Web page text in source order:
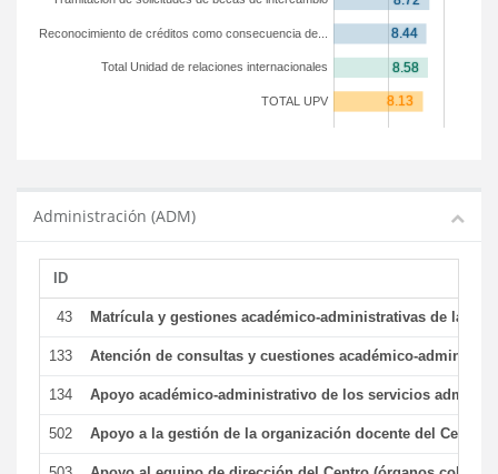
TOTAL UPV
Total Unidad de relaciones internacionales
Reconocimiento de créditos como consecuencia de...
Administración (ADM)
ID
43 Matrícula y gestiones académico-administrativas de la
133 Atención de consultas y cuestiones académico-
134 Apoyo académico-administrativo de los servicios
502 Apoyo a la gestión de la organización docente del Centro